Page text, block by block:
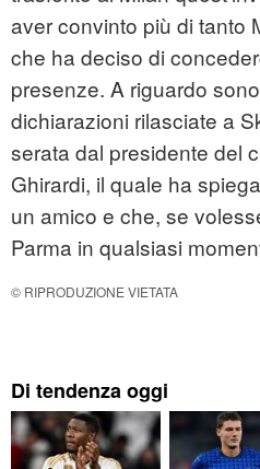
aver convinto più di tanto
che ha deciso di
presenze. A riguardo
dichiarazioni rilasciate a
serata dal presidente del
Ghirardi, il quale ha
un amico e che, se
Parma in qualsiasi
© RIPRODUZIONE VIETATA
Di tendenza oggi